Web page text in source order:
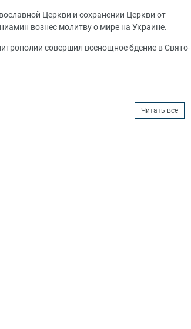
Церкви и сохранении Церкви от
вознес молитву о мире на Украине.
совершил всенощное бдение в Свято-
Читать все